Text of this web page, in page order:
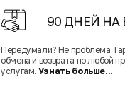
90 ДНЕЙ НА
Передумали? Не проблема.
обмена и возврата по любой
услугам. Узнать больше...